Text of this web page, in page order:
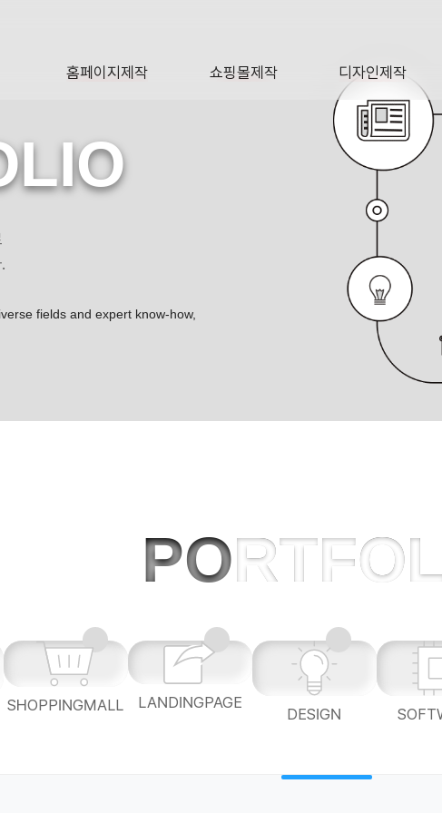
홈페이지제작 쇼핑몰제작 디자인제작
DESIGN
fields and expert know-how,
PO
SHOPPINGMALL LANDINGPAGE
DESIGN